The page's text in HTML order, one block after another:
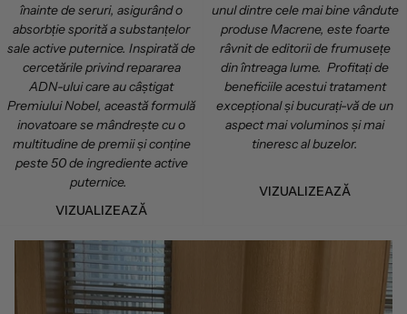
înainte de seruri, asigurând o
absorbție sporită a substanțelor
sale active puternice. Inspirată de
cercetările privind repararea
ADN-ului care au câștigat
Premiului Nobel, această formulă
inovatoare se mândrește cu o
multitudine de premii și conține
peste 50 de ingrediente active
puternice.
VIZUALIZEAZĂ
unul dintre cele mai bine vândute
produse Macrene, este foarte
râvnit de editorii de frumusețe
din întreaga lume. Profitați de
beneficiile acestui tratament
excepțional și bucurați-vă de un
aspect mai voluminos și mai
tineresc al buzelor.
VIZUALIZEAZĂ